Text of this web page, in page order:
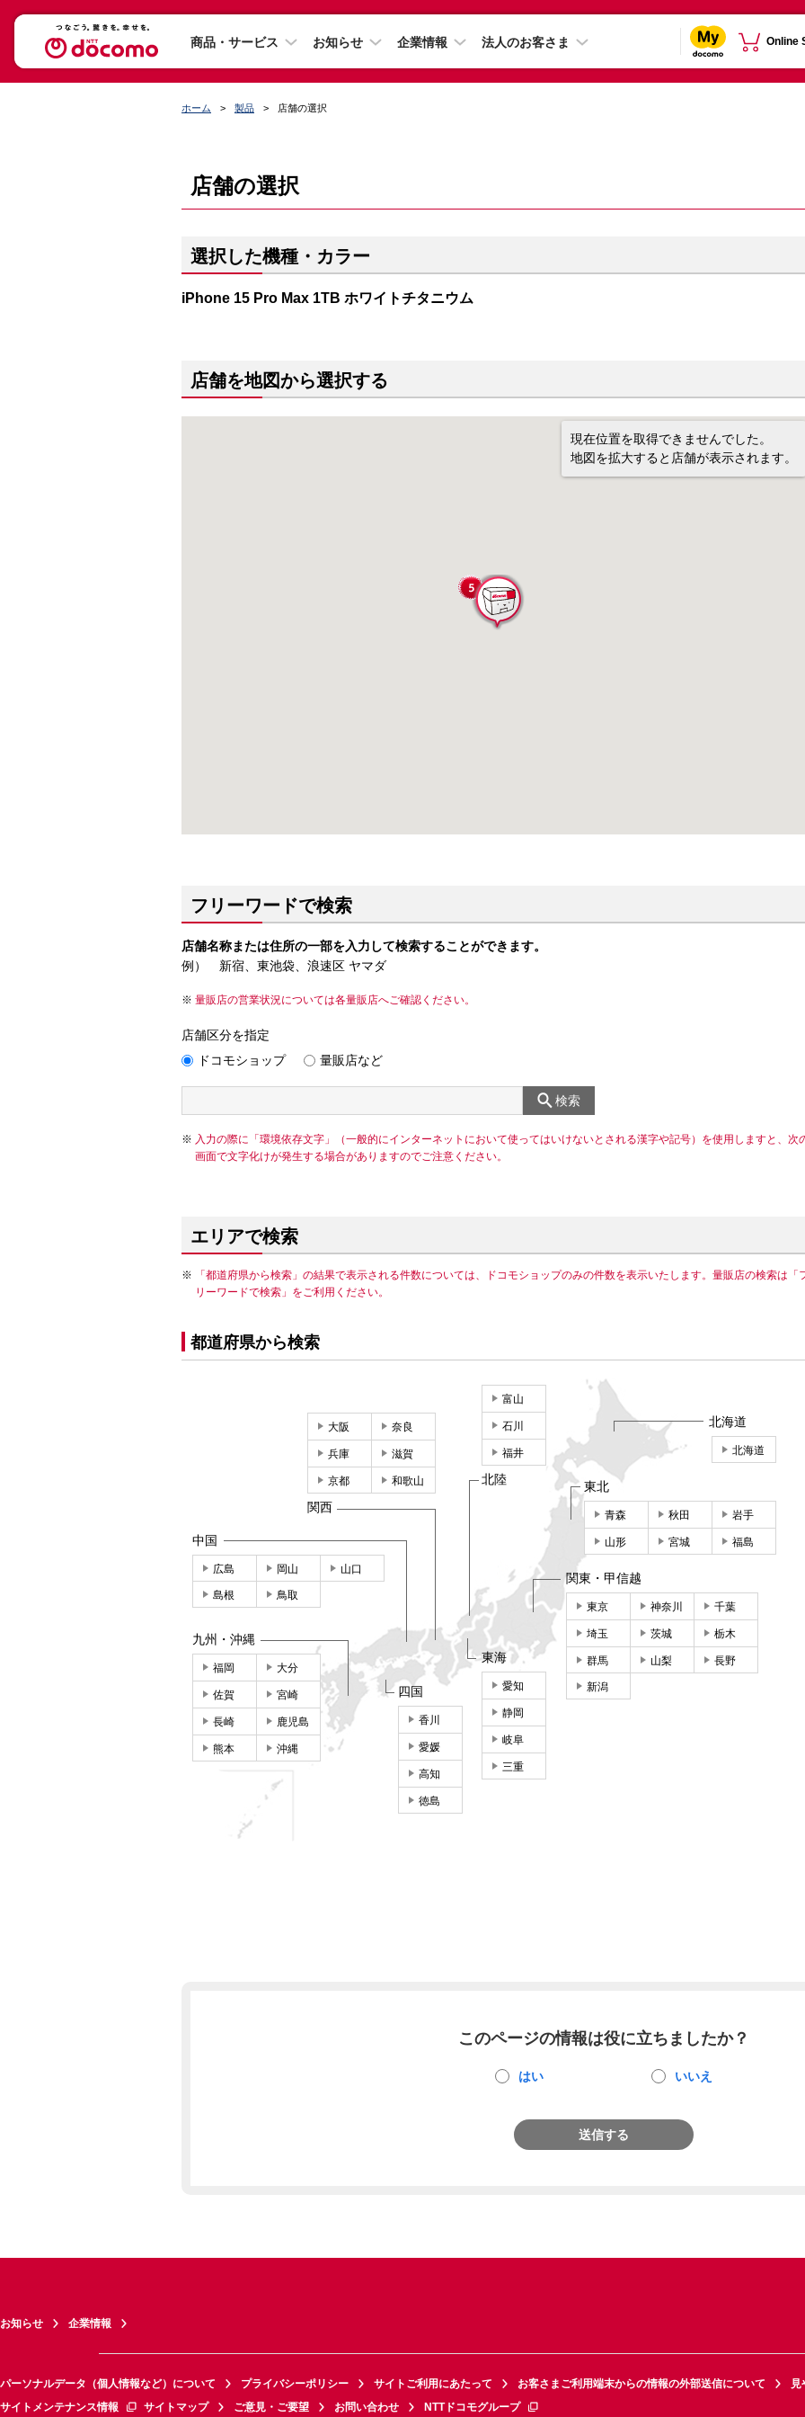
商品・サービス お知らせ 企業情報 法人のお客さま Online
ホーム 製品 店舗の選択
店舗の選択
選択した機種・カラー
iPhone 15 Pro Max 1TB ホワイトチタニウム
店舗を地図から選択する
現在位置を取得できませんでした。
地図を拡大すると店舗が表示されます。
フリーワードで検索
店舗名称または住所の一部を入力して検索することができます。
例） 新宿、東池袋、浪速区 ヤマダ
量販店の営業状況については各量販店へご確認ください。
店舗区分を指定
ドコモショップ
量販店など
検索
入力の際に「環境依存文字」（一般的にインターネットにおいて使ってはいけないとされる漢字や記号）を使用しますと、次
画面で文字化けが発生する場合がありますのでご注意ください。
エリアで検索
「都道府県から検索」の結果で表示される件数については、ドコモショップのみの件数を表示いたします。量販店の検索は「
リーワードで検索」をご利用ください。
都道府県から検索
北海道
北海道
東北
青森 秋田 岩手
山形 宮城 福島
関東・甲信越
東京 神奈川 千葉
埼玉 茨城 栃木
群馬 山梨 長野
新潟
東海
愛知
静岡
岐阜
三重
富山
石川
福井
北陸
大阪 奈良
兵庫 滋賀
京都 和歌山
関西
中国
広島 岡山 山口
島根 鳥取
四国
香川
愛媛
高知
徳島
九州・沖縄
福岡 大分
佐賀 宮崎
長崎 鹿児島
熊本 沖縄
このページの情報は役に立ちましたか？
はい いいえ
送信する
お知らせ 企業情報
パーソナルデータ（個人情報など）について プライバシーポリシー サイトご利用にあたって お客さまご利用端末からの情報の外部送信について
見
サイトメンテナンス情報
サイトマップ ご意見・ご要望 お問い合わせ NTTドコモグループ